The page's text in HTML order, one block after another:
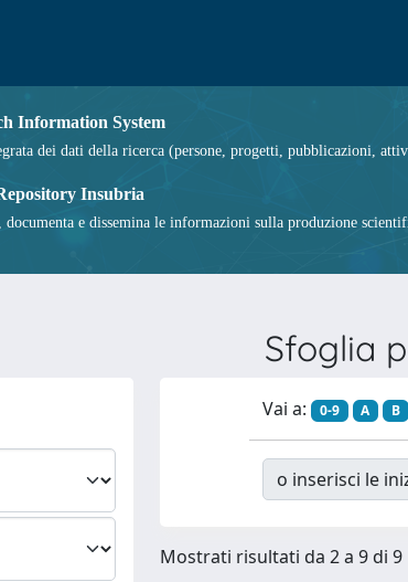
Information System
dei dati della ricerca (persone, progetti, pubblicazioni,
Insubria
documenta e dissemina le informazioni sulla produzione
Sfoglia
Vai a: 0-9 A B
o inserisci le
Mostrati risultati da 2 a 9 di 9